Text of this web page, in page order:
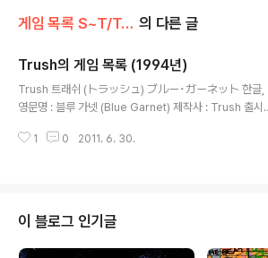
게임 목록 S~T/Trush 의 다른 글
Trush의 게임 목록 (1994년)
Trush 트래쉬 (トラッシュ) ブルー･ガーネット 한글,
영문명 : 블루 가넷 (Blue Garnet) 제작사 : Trush 출시
: FD X 4 시나리오 : 캐릭터 디자인, 원화 : 음악 : 崎元仁
X 5 시나리오 : 캐릭터 디자인, 원화 : 음악 : 추가 정보 :
1 0 2011. 6. 30.
이 블로그 인기글